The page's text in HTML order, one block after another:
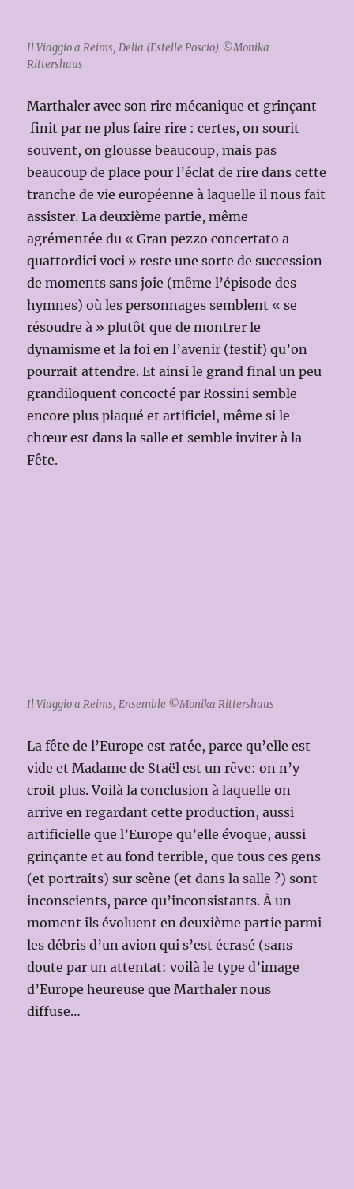
Il Viaggio a Reims, Delia (Estelle Poscio) ©Monika
Rittershaus
Marthaler avec son rire mécanique et grinçant
finit par ne plus faire rire : certes, on sourit
souvent, on glousse beaucoup, mais pas
beaucoup de place pour l’éclat de rire dans cette
tranche de vie européenne à laquelle il nous fait
assister. La deuxième partie, même
agrémentée du « Gran pezzo concertato a
quattordici voci » reste une sorte de succession
de moments sans joie (même l’épisode des
hymnes) où les personnages semblent « se
résoudre à » plutôt que de montrer le
dynamisme et la foi en l’avenir (festif) qu’on
pourrait attendre. Et ainsi le grand final un peu
grandiloquent concocté par Rossini semble
encore plus plaqué et artificiel, même si le
chœur est dans la salle et semble inviter à la
Fête.
Il Viaggio a Reims, Ensemble ©Monika Rittershaus
La fête de l’Europe est ratée, parce qu’elle est
vide et Madame de Staël est un rêve: on n’y
croit plus. Voilà la conclusion à laquelle on
arrive en regardant cette production, aussi
artificielle que l’Europe qu’elle évoque, aussi
grinçante et au fond terrible, que tous ces gens
(et portraits) sur scène (et dans la salle ?) sont
inconscients, parce qu’inconsistants. À un
moment ils évoluent en deuxième partie parmi
les débris d’un avion qui s’est écrasé (sans
doute par un attentat: voilà le type d’image
d’Europe heureuse que Marthaler nous
diffuse…